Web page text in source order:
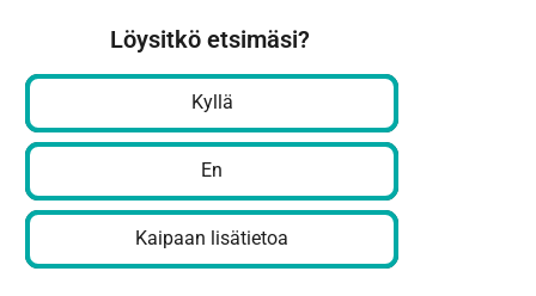
Löysitkö etsimäsi?
Kyllä
En
Kaipaan lisätietoa